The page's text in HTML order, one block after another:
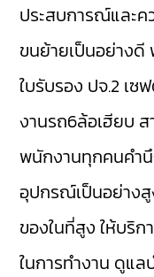
ประสบการณ์และค
ขนย้ายเป็นอย่างดี
ใบรับรอง ปจ.2 เซ
งานรถ6ล้อเฮียบ
พนักงานทุกคนคำ
อุปกรณ์เป็นอย่างสู
ของในที่สูง ให้บริ
ในการทำงาน ดูแ